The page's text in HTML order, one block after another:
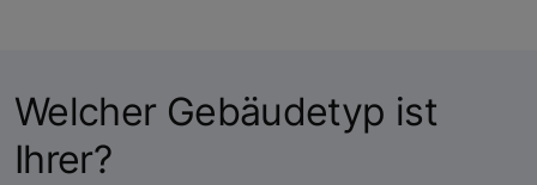
Welcher Gebäudetyp ist
Ihrer?